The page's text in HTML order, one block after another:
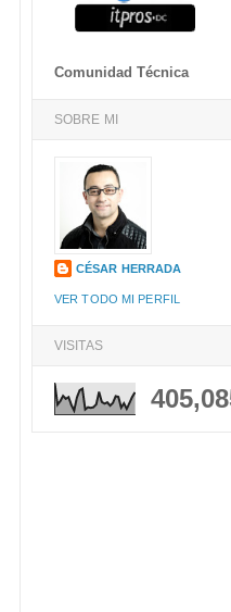
Comunidad Técnica
SOBRE MI
CÉSAR HERRADA
VER TODO MI PERFIL
VISITAS